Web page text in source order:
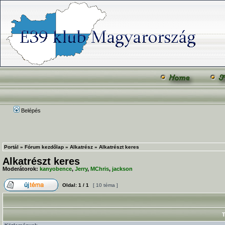
Belépés
Portál » Fórum kezdőlap » Alkatrész » Alkatrészt keres
Alkatrészt keres
Moderátorok: kanyobence, Jerry, MChris, jackson
Oldal: 1 / 1 [ 10 téma ]